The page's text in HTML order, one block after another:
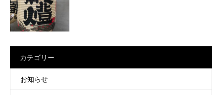
カテゴリー
お知らせ